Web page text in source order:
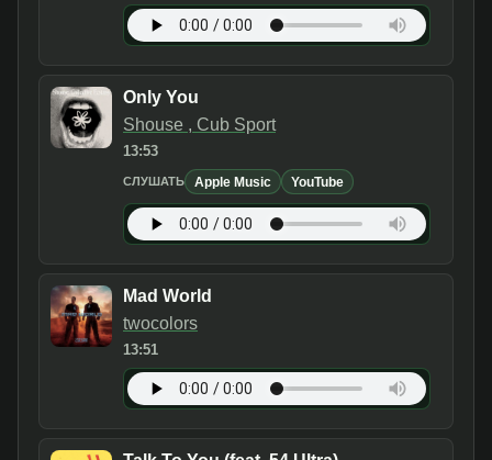
Only You
Shouse , Cub Sport
13:53
СЛУШАТЬ Apple Music YouTube
Mad World
twocolors
13:51